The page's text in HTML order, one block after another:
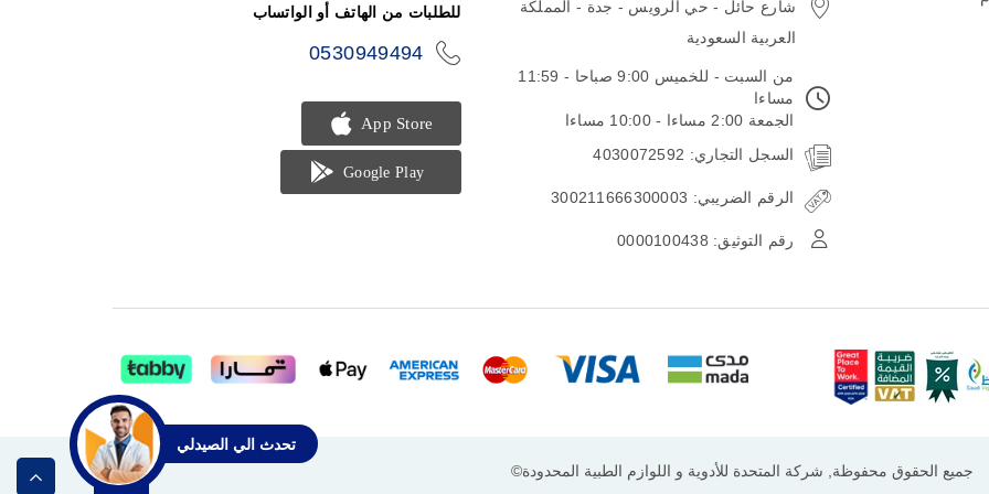
تحدث الي الصيدلي
شارع حائل - حي الرويس - جدة - المملكة
العربية السعودية
من السبت - للخميس 9:00 صباحا - 11:59
مساءا
الجمعة 2:00 مساءا - 10:00 مساءا
السجل التجاري: 4030072592
الرقم الضريبي: 300211666300003
رقم التوثيق: 0000100438
للطلبات من الهاتف أو الواتساب
0530949494
جميع الحقوق محفوظة, شركة المتحدة للأدوية و اللوازم الطبية المحدودة©